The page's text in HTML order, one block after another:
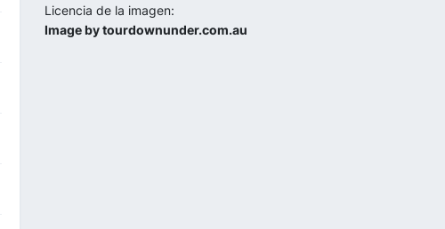
Licencia de la imagen:
Image by tourdownunder.com.au